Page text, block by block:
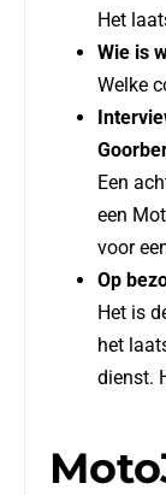
Het
Wie is
Welke
Een
een
voor
Op
Het is
het
dienst.